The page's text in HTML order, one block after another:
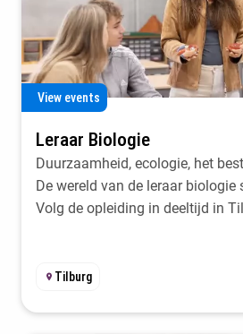
Select
Field of interest
Select
Location
Filter
View events
Leraar Biologie
Duurzaamheid, ecologie, het
De wereld van de leraar
Volg de opleiding in deeltijd in
Tilburg